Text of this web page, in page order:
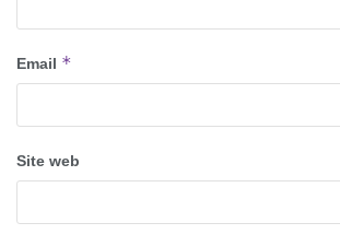
Email *
Site web